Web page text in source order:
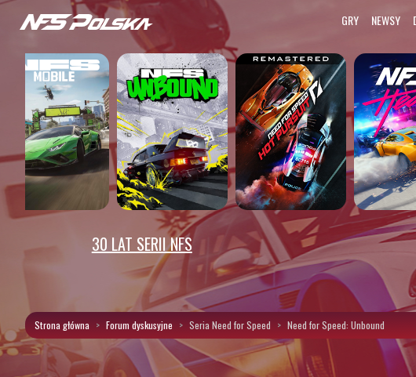
GRY NEWSY
30 LAT SERII NFS
Strona główna Forum dyskusyjne Seria Need for Speed Need for Speed: Unbound